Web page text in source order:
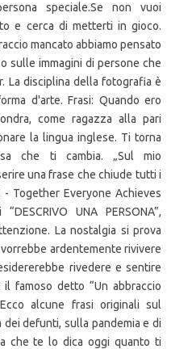
speciale.Se non vuoi
e cerca di metterti in gioco.
mancato abbiamo pensato
sulle immagini di persone che
La disciplina della fotografia è
d'arte. Frasi: Quando ero
come ragazza alla pari
la lingua inglese. Ti torna
che ti cambia. „Sul mio
una frase che chiude tutti i
- Together Everyone Achieves
UNA PERSONA”,
La nostalgia si prova
ardentemente rivivere
rivedere e sentire
famoso detto “Un abbraccio
alcune frasi originali sul
dei defunti, sulla pandemia e di
che te lo dica oggi quanto ti